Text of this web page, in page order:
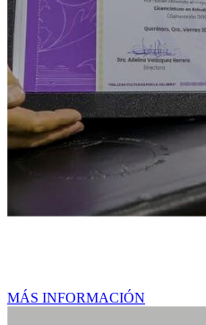
MÁS INFORMACIÓN